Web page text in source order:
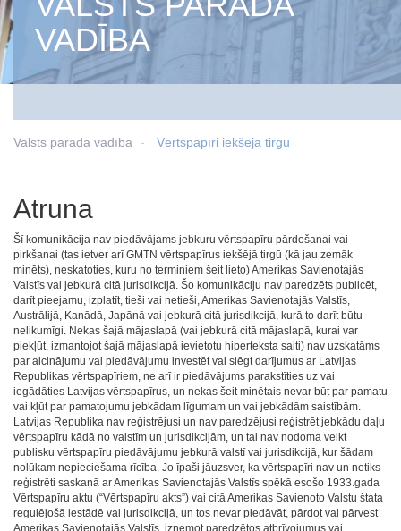
VADĪBA
Valsts parāda vadība Vērtspapīri iekšējā tirgū
Atruna
Šī komunikācija nav piedāvājams jebkuru vērtspapīru pārdošanai vai
pirkšanai (tas ietver arī GMTN vērtspapīrus iekšējā tirgū (kā jau zemāk
minēts), neskatoties, kuru no terminiem šeit lieto) Amerikas Savienotajās
Valstīs vai jebkurā citā jurisdikcijā. Šo komunikāciju nav paredzēts publicēt,
darīt pieejamu, izplatīt, tieši vai netieši, Amerikas Savienotajās Valstīs,
Austrālijā, Kanādā, Japānā vai jebkurā citā jurisdikcijā, kurā to darīt būtu
nelikumīgi. Nekas šajā mājaslapā (vai jebkurā citā mājaslapā, kurai var
piekļūt, izmantojot šajā mājaslapā ievietotu hiperteksta saiti) nav uzskatāms
par aicinājumu vai piedāvājumu investēt vai slēgt darījumus ar Latvijas
Republikas vērtspapīriem, ne arī ir piedāvājums parakstīties uz vai
iegādāties Latvijas vērtspapīrus, un nekas šeit minētais nevar būt par pamatu
vai kļūt par pamatojumu jebkādam līgumam un vai jebkādām saistībām.
Latvijas Republika nav reģistrējusi un nav paredzējusi reģistrēt jebkādu daļu
vērtspapīru kādā no valstīm un jurisdikcijām, un tai nav nodoma veikt
publisku vērtspapīru piedāvājumu jebkurā valstī vai jurisdikcijā, kur šādam
nolūkam nepieciešama rīcība. Jo īpaši jāuzsver, ka vērtspapīri nav un netiks
reģistrēti saskaņā ar Amerikas Savienotajās Valstīs spēkā esošo 1933.gada
Vērtspapīru aktu (“Vērtspapīru akts”) vai citā Amerikas Savienoto Valstu štata
regulējošā iestādē vai jurisdikcijā, un tos nevar piedāvāt, pārdot vai pārvest
Amerikas Savienotajās Valstīs, izņemot paredzētos atbrīvojumus vai